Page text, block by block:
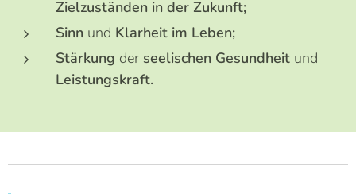
Zielzuständen in der Zukunft;
Sinn und Klarheit im Leben;
Stärkung der seelischen Gesundheit und
Leistungskraft.